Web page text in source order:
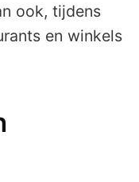
ook, tijdens
en winkels